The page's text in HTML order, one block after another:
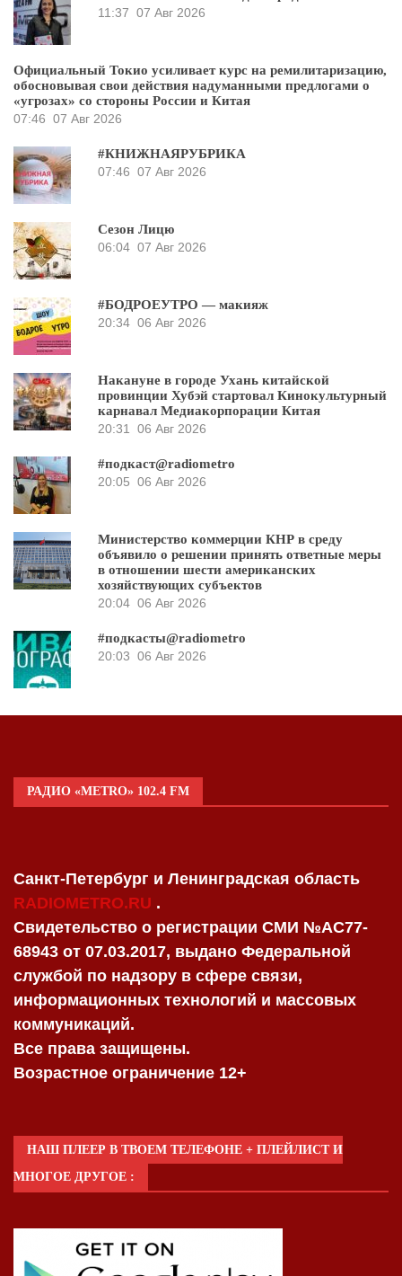
11:37 07 Авг 2026
Официальный Токио усиливает курс на ремилитаризацию,
обосновывая свои действия надуманными предлогами о
«угрозах» со стороны России и Китая
07:46 07 Авг 2026
#КНИЖНАЯРУБРИКА
07:46 07 Авг 2026
Сезон Лицю
06:04 07 Авг 2026
#БОДРОЕУТРО — макияж
20:34 06 Авг 2026
Накануне в городе Ухань китайской
провинции Хубэй стартовал Кинокультурный
карнавал Медиакорпорации Китая
20:31 06 Авг 2026
#подкаст@radiometro
20:05 06 Авг 2026
Министерство коммерции КНР в среду
объявило о решении принять ответные меры
в отношении шести американских
хозяйствующих субъектов
20:04 06 Авг 2026
#подкасты@radiometro
20:03 06 Авг 2026
РАДИО «METRO» 102.4 FM
Санкт-Петербург и Ленинградская область
RADIOMETRO.RU .
Свидетельство о регистрации СМИ №AC77-
68943 от 07.03.2017, выдано Федеральной
службой по надзору в сфере связи,
информационных технологий и массовых
коммуникаций.
Все права защищены.
Возрастное ограничение 12+
НАШ ПЛЕЕР В ТВОЕМ ТЕЛЕФОНЕ + ПЛЕЙЛИСТ И
МНОГОЕ ДРУГОЕ :